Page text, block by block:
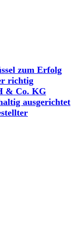
zum Erfolg
richtig
& Co. KG
ausgerichtet